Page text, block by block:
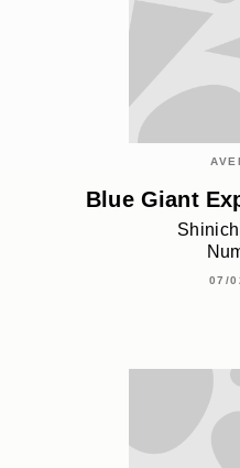
Blue Giant
07/